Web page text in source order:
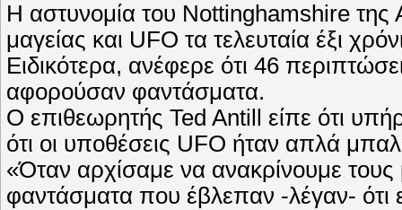
Η αστυνομία του Nottinghamshire της
μαγείας και UFO τα τελευταία έξι
Ειδικότερα, ανέφερε ότι 46
αφορούσαν φαντάσματα.
Ο επιθεωρητής Ted Antill είπε ότι
ότι οι υποθέσεις UFO ήταν απλά
«Όταν αρχίσαμε να ανακρίνουμε τους
φαντάσματα που έβλεπαν -λέγαν- ότι